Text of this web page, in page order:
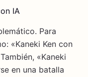
IA
Para
«Kaneki Ken con
«Kaneki
en una batalla